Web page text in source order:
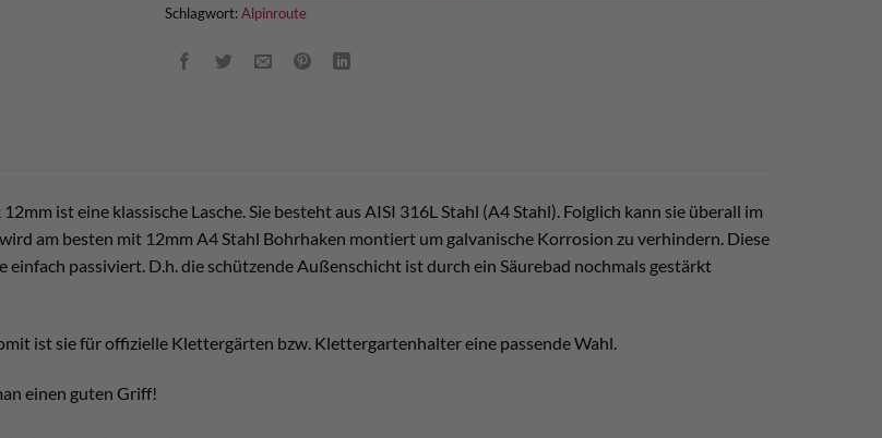
Schlagwort:Alpinroute
ist eine klassische Lasche. Sie besteht aus AISI 316L Stahl (A4 Stahl). Folglich kann sie überall im
am besten mit 12mm A4 Stahl Bohrhaken montiert um galvanische Korrosion zu verhindern. Diese
einfach passiviert. D.h. die schützende Außenschicht ist durch ein Säurebad nochmals gestärkt
ist sie für offizielle Klettergärten bzw. Klettergartenhalter eine passende Wahl.
einen guten Griff!